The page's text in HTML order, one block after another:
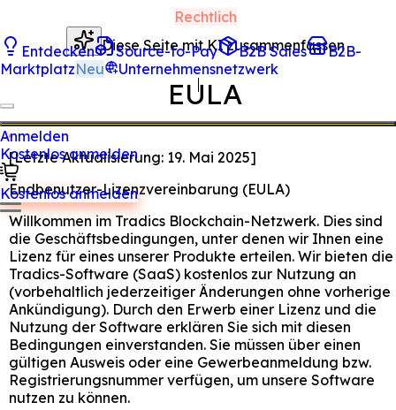
Entdecken Source-to-Pay B2B Sales
B2B-
MarktplatzNeu Unternehmensnetzwerk
Anmelden
Kostenlos anmelden
Kostenlos anmelden
Rechtlich
Diese Seite mit KI zusammenfassen
EULA
[Letzte Aktualisierung: 19. Mai 2025]
Endbenutzer-Lizenzvereinbarung (EULA)
Willkommen im Tradics Blockchain-Netzwerk. Dies sind
die Geschäftsbedingungen, unter denen wir Ihnen eine
Lizenz für eines unserer Produkte erteilen. Wir bieten die
Tradics-Software (SaaS) kostenlos zur Nutzung an
(vorbehaltlich jederzeitiger Änderungen ohne vorherige
Ankündigung). Durch den Erwerb einer Lizenz und die
Nutzung der Software erklären Sie sich mit diesen
Bedingungen einverstanden. Sie müssen über einen
gültigen Ausweis oder eine Gewerbeanmeldung bzw.
Registrierungsnummer verfügen, um unsere Software
nutzen zu können.